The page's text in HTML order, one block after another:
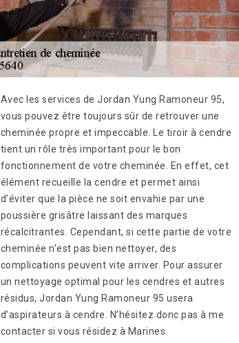
Avec les services de Jordan Yung Ramoneur 95,
vous pouvez être toujours sûr de retrouver une
cheminée propre et impeccable. Le tiroir à cendre
tient un rôle très important pour le bon
fonctionnement de votre cheminée. En effet, cet
élément recueille la cendre et permet ainsi
d’éviter que la pièce ne soit envahie par une
poussière grisâtre laissant des marques
récalcitrantes. Cependant, si cette partie de votre
cheminée n’est pas bien nettoyer, des
complications peuvent vite arriver. Pour assurer
un nettoyage optimal pour les cendres et autres
résidus, Jordan Yung Ramoneur 95 usera
d’aspirateurs à cendre. N’hésitez donc pas à me
contacter si vous résidez à Marines.